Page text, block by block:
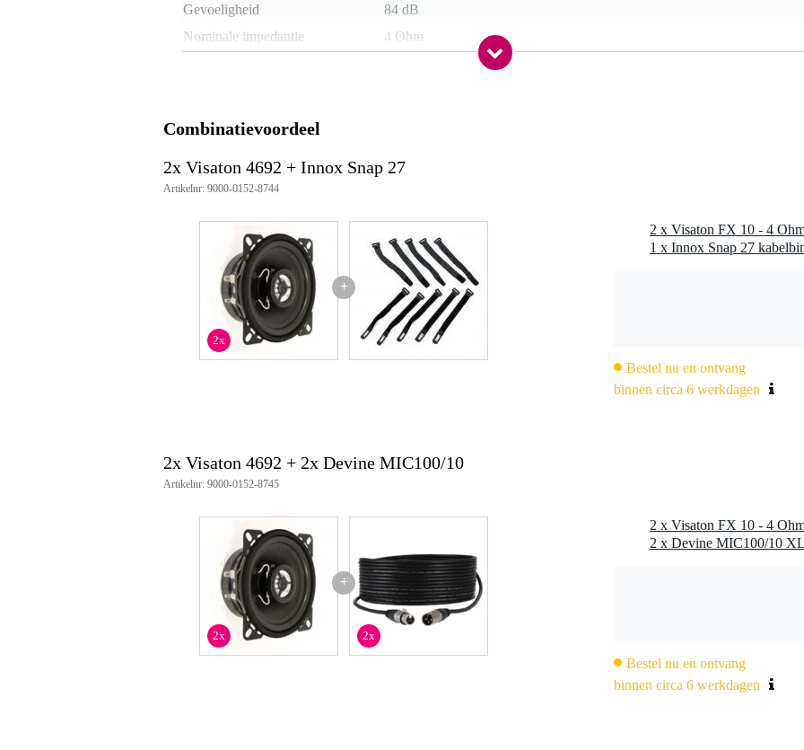
Gevoeligheid
84 dB
Nominale impedantie
4 Ohm
Gewicht(incl. verpakking)
Productspecificaties
nominale diameter 10 cm (4")
soort speaker 2-weg coaxiale luidspreker
eigenschappen luidspreker waterdichte PP-conus, metalen mand
rms vermogen 40 W
max. vermogen 70 W
nominale z-impedantie 4 Ohm
voice coil diameter 25 mm / 14 mm
hoogte winding 6 mm
aansluitingen 4.8 x 0.8 mm (+)/2.8 x 0.8 mm (-)
bedrijfstemperatuur –25 – 70 °C
Combinatievoordeel
2x Visaton 4692 + Innox Snap 27
Artikelnr: 9000-0152-8744
+
2x
2 x Visaton FX 10 - 4
Bestel nu en ontvang
binnen circa 6 werkdagen
2x Visaton 4692 + 2x Devine MIC100/10
Artikelnr: 9000-0152-8745
+
2x 2x
2 x Visaton FX 10 - 4
Bestel nu en ontvang
binnen circa 6 werkdagen